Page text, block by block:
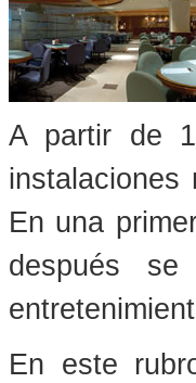
A partir de
instalaciones
En una
después
En este